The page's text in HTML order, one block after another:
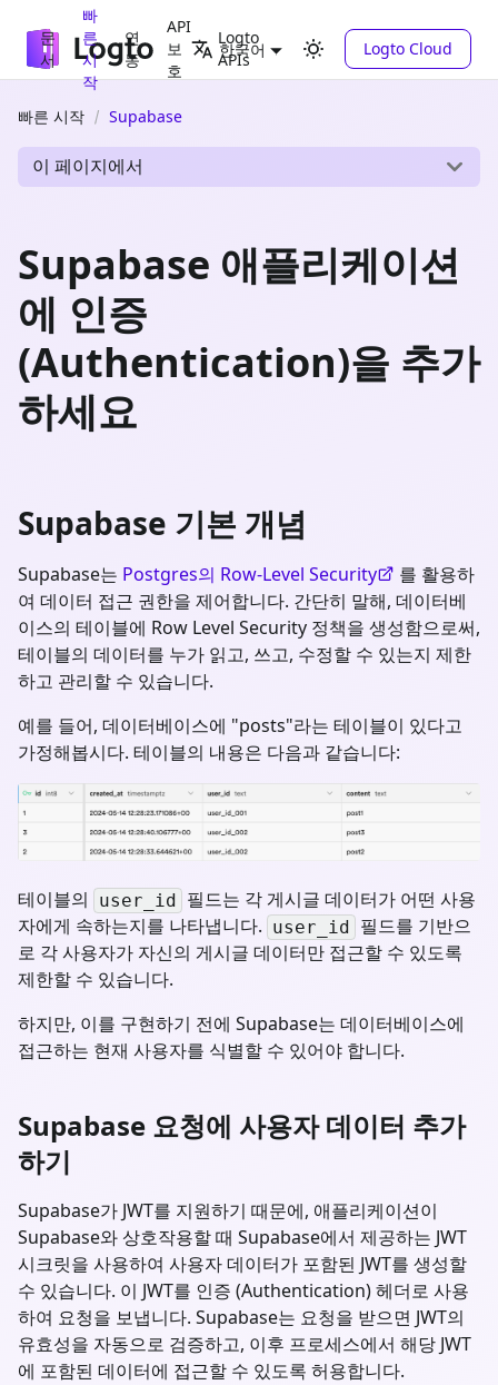
문
서
빠
른
시
작
연
동
API
보
호
Logto
APIs
한국어 Logto Cloud
빠른 시작 Supabase
이 페이지에서
Supabase 애플리케이션
에 인증
(Authentication)을 추가
하세요
Supabase 기본 개념
Supabase는 Postgres의 Row-Level Security
를 활용하
여 데이터 접근 권한을 제어합니다. 간단히 말해, 데이터베
이스의 테이블에 Row Level Security 정책을 생성함으로써,
테이블의 데이터를 누가 읽고, 쓰고, 수정할 수 있는지 제한
하고 관리할 수 있습니다.
예를 들어, 데이터베이스에 "posts"라는 테이블이 있다고
가정해봅시다. 테이블의 내용은 다음과 같습니다:
테이블의 user_id 필드는 각 게시글 데이터가 어떤 사용
자에게 속하는지를 나타냅니다. user_id 필드를 기반으
로 각 사용자가 자신의 게시글 데이터만 접근할 수 있도록
제한할 수 있습니다.
하지만, 이를 구현하기 전에 Supabase는 데이터베이스에
접근하는 현재 사용자를 식별할 수 있어야 합니다.
Supabase 요청에 사용자 데이터 추가
하기
Supabase가 JWT를 지원하기 때문에, 애플리케이션이
Supabase와 상호작용할 때 Supabase에서 제공하는 JWT
시크릿을 사용하여 사용자 데이터가 포함된 JWT를 생성할
수 있습니다. 이 JWT를 인증 (Authentication) 헤더로 사용
하여 요청을 보냅니다. Supabase는 요청을 받으면 JWT의
유효성을 자동으로 검증하고, 이후 프로세스에서 해당 JWT
에 포함된 데이터에 접근할 수 있도록 허용합니다.